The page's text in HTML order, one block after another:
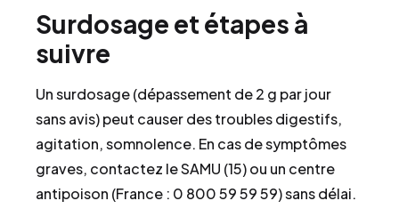
Surdosage et étapes à
suivre
Un surdosage (dépassement de 2 g par jour
sans avis) peut causer des troubles digestifs,
agitation, somnolence. En cas de symptômes
graves, contactez le SAMU (15) ou un centre
antipoison (France : 0 800 59 59 59) sans délai.